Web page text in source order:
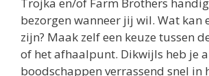
bezorgen wanneer jij wil. Wat kan
zijn? Maak zelf een keuze tussen
of het afhaalpunt. Dikwijls heb je
boodschappen verrassend snel in